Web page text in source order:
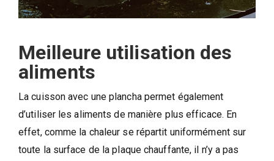
Meilleure utilisation des
aliments
La cuisson avec une plancha permet également
d’utiliser les aliments de manière plus efficace. En
effet, comme la chaleur se répartit uniformément sur
toute la surface de la plaque chauffante, il n’y a pas